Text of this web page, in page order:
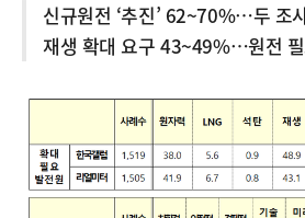
신규원전 ‘추진’ 62~70%…두 조
재생 확대 요구 43~49%…원전